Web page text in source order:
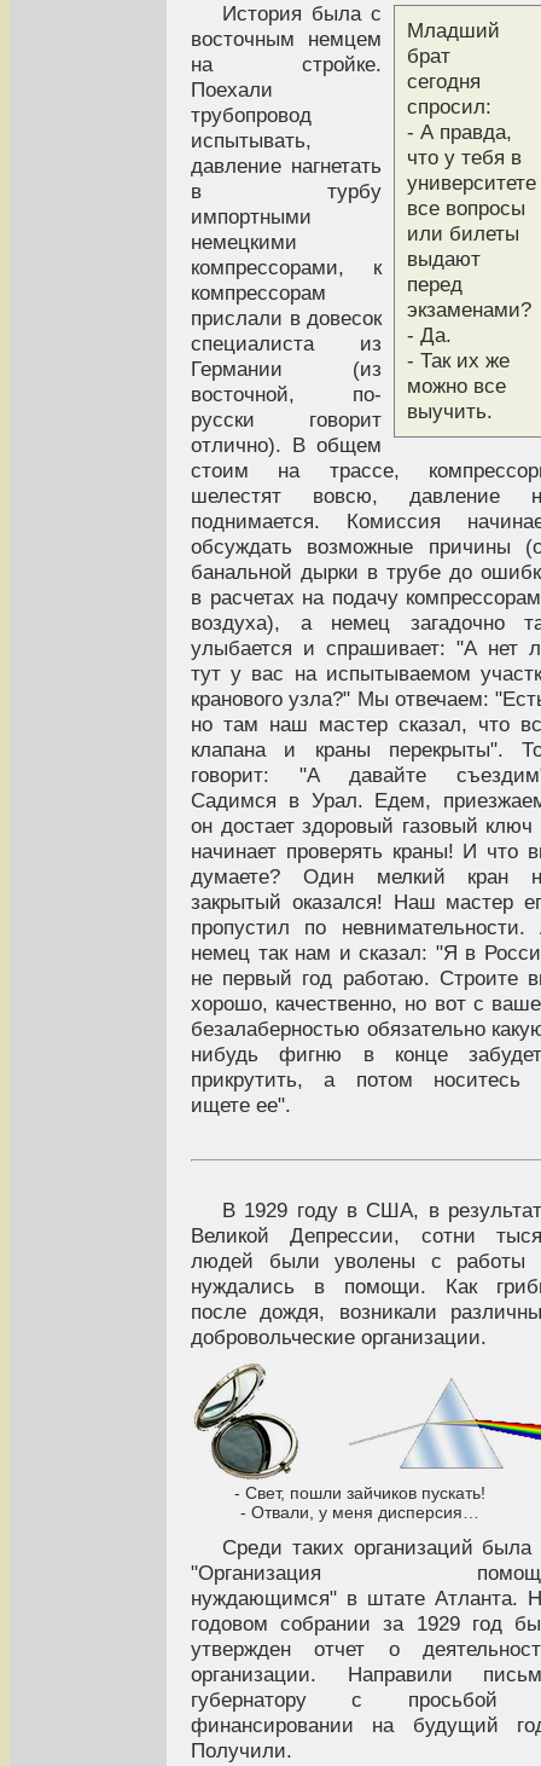
Младший
брат
сегодня
спросил:
- А правда,
что у тебя в
университете
все вопросы
или билеты
выдают
перед
экзаменами?
- Да.
- Так их же
можно все
выучить.
История была с
восточным немцем
на стройке.
Поехали
трубопровод
испытывать,
давление нагнетать
в турбу
импортными
немецкими
компрессорами, к
компрессорам
прислали в довесок
специалиста из
Германии (из
восточной, по-
русски говорит
отлично). В общем
стоим на трассе,
шелестят вовсю, давление
поднимается. Комиссия
обсуждать возможные причины
бaнальной дырки в трубе до
в расчетах на подачу
воздуха), а немец загадочно
улыбается и спрашивает: "А нет
тут у вас на испытываемом
кранового узла?" Мы отвечаем:
но там наш мастер сказал, что
клапана и краны перекрыты".
говорит: "А давайте
Садимся в Урал. Едем,
он достает здоровый газовый ключ
начинает проверять краны! И что
думаете? Один мелкий кран
закрытый оказался! Наш мастер
пропустил по невнимательности.
немец так нам и сказал: "Я в
не первый год работаю. Строите
хорошо, качественно, но вот с
безалаберностью обязательно
нибудь фигню в конце
прикрутить, а потом носитесь
ищете ее".
В 1929 году в США, в
Великой Депрессии, сотни
людей были уволены с работы
нуждались в помощи. Как
после дождя, возникали
добровольческие организации.
- Свет, пошли зайчиков пускать!
- Отвали, у меня дисперсия…
Среди таких организаций была
"Организация
нуждающимся" в штате Атланта.
годовом собрании за 1929 год
утвержден отчет о
организации. Направили
губернатору с просьбой
финансировании на будущий
Получили.